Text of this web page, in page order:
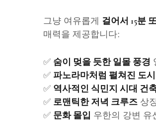
그냥 여유롭게 걸어서 15분
매력을 제공합니다:
✅ 숨이 멎을 듯한 일몰 풍경
✅ 파노라마처럼 펼쳐진 도
✅ 역사적인 식민지 시대 건
✅ 로맨틱한 저녁 크루즈 상
✅ 문화 몰입 우한의 강변 유